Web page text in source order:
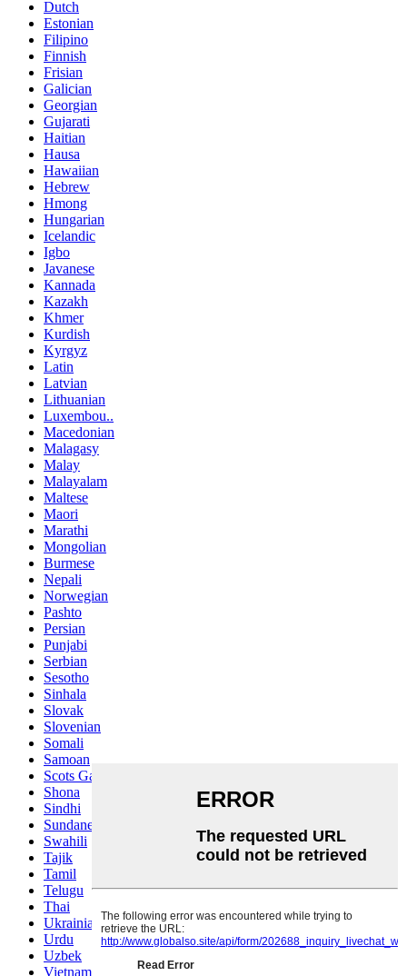
Dutch
Estonian
Filipino
Finnish
Frisian
Galician
Georgian
Gujarati
Haitian
Hausa
Hawaiian
Hebrew
Hmong
Hungarian
Icelandic
Igbo
Javanese
Kannada
Kazakh
Khmer
Kurdish
Kyrgyz
Latin
Latvian
Lithuanian
Luxembou..
Macedonian
Malagasy
Malay
Malayalam
Maltese
Maori
Marathi
Mongolian
Burmese
Nepali
Norwegian
Pashto
Persian
Punjabi
Serbian
Sesotho
Sinhala
Slovak
Slovenian
Somali
Samoan
Scots Gaelic
Shona
Sindhi
Sundanese
Swahili
Tajik
Tamil
Telugu
Thai
Ukrainian
Urdu
Uzbek
Vietnamese